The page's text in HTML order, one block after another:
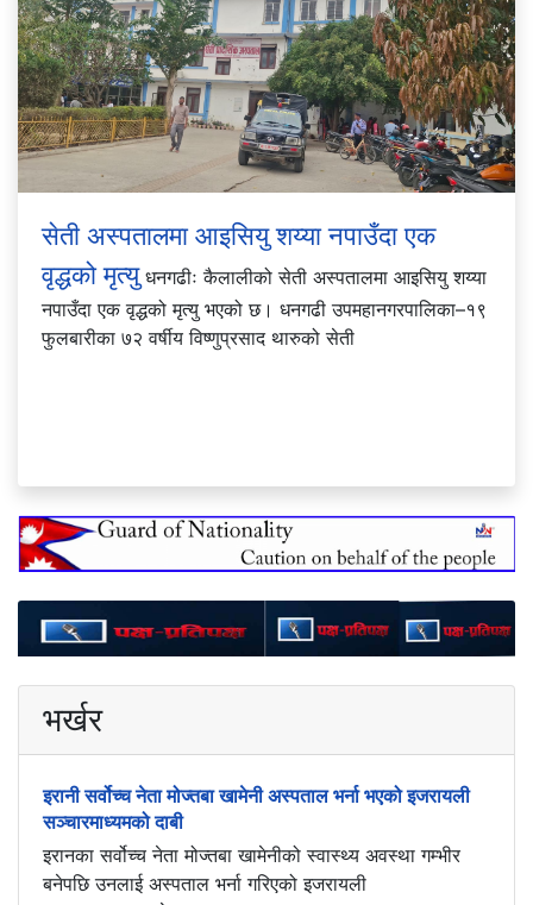
सेती अस्पतालमा आइसियु शय्या नपाउँदा एक
वृद्धको मृत्युधनगढीः कैलालीको सेती अस्पतालमा आइसियु शय्या
नपाउँदा एक वृद्धको मृत्यु भएको छ। धनगढी उपमहानगरपालिका–१९
फुलबारीका ७२ वर्षीय विष्णुप्रसाद थारुको सेती
भर्खर
इरानी सर्वोच्च नेता मोज्तबा खामेनी अस्पताल भर्ना भएको इजरायली
सञ्चारमाध्यमको दाबी
इरानका सर्वोच्च नेता मोज्तबा खामेनीको स्वास्थ्य अवस्था गम्भीर
बनेपछि उनलाई अस्पताल भर्ना गरिएको इजरायली